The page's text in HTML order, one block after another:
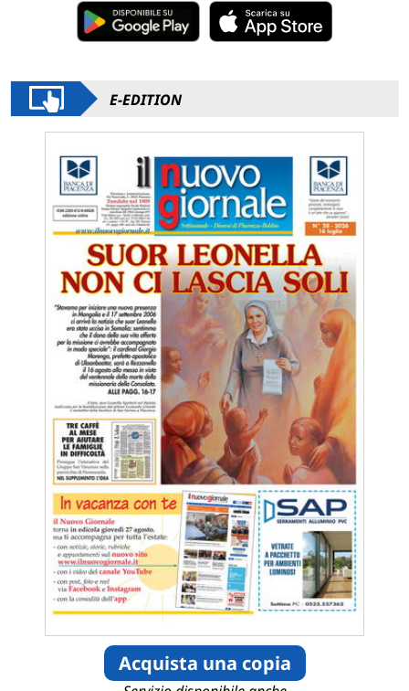
E-EDITION
Acquista una copia